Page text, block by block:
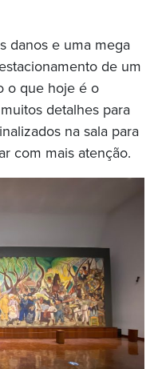
danos e uma mega
de um
o que hoje é o
detalhes para
na sala para
com mais atenção.